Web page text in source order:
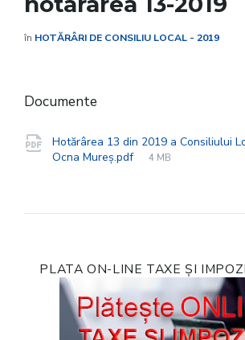
în HOTĂRÂRI DE CONSILIU LOCAL - 2019
Documente
Hotărârea 13 din 2019 a Consiliului
Ocna Mureș.pdf
File
pdf
File
4 MB
PLATA ON-LINE TAXE ȘI